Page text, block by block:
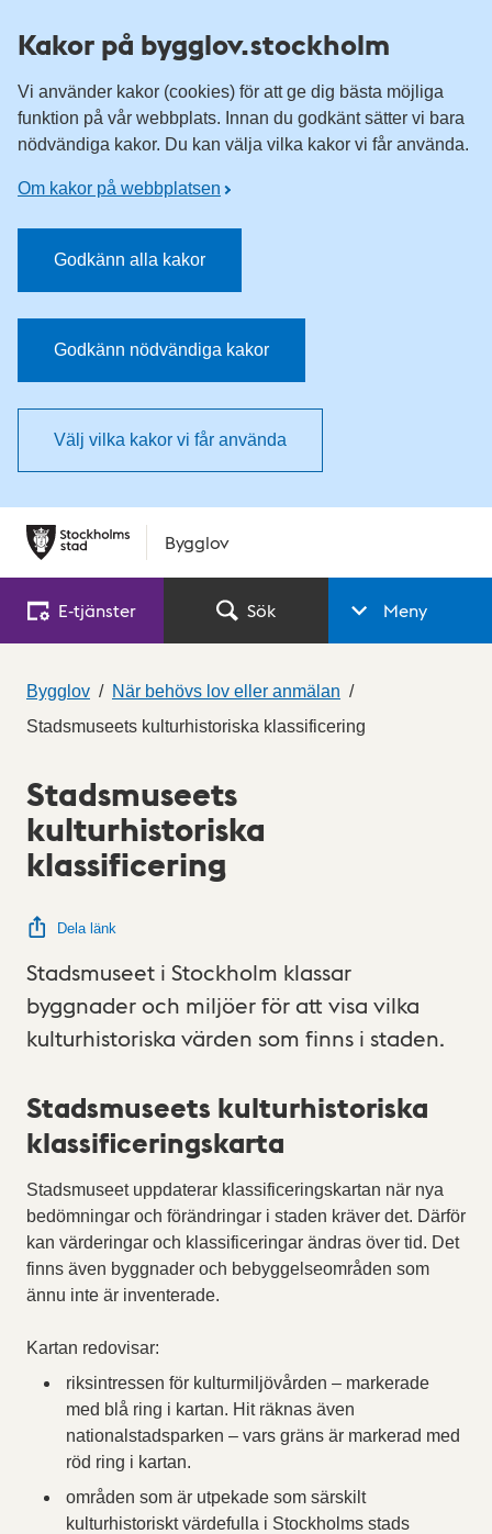
Kakor på bygglov.stockholm
Vi använder kakor (cookies) för att ge dig bästa möjliga
funktion på vår webbplats. Innan du godkänt sätter vi bara
nödvändiga kakor. Du kan välja vilka kakor vi får använda.
Om kakor på webbplatsen
Godkänn alla kakor
Godkänn nödvändiga kakor
Välj vilka kakor vi får använda
Bygglov
E‑tjänster Sök Meny
Bygglov
När behövs lov eller anmälan
Stadsmuseets kulturhistoriska klassificering
Stadsmuseets
kulturhistoriska
klassificering
Dela länk
Stadsmuseet i Stockholm klassar
byggnader och miljöer för att visa vilka
kulturhistoriska värden som finns i staden.
Stadsmuseets kulturhistoriska
klassificeringskarta
Stadsmuseet uppdaterar klassificeringskartan när nya
bedömningar och förändringar i staden kräver det. Därför
kan värderingar och klassificeringar ändras över tid. Det
finns även byggnader och bebyggelseområden som
ännu inte är inventerade.
Kartan redovisar:
riksintressen för kulturmiljövården – markerade
med blå ring i kartan. Hit räknas även
nationalstadsparken – vars gräns är markerad med
röd ring i kartan.
områden som är utpekade som särskilt
kulturhistoriskt värdefulla i Stockholms stads